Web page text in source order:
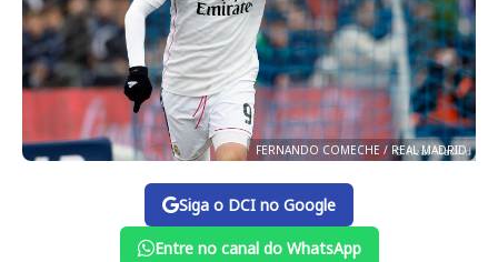
FERNANDO COMECHE / REAL MADRID
Siga o DCI no Google
Entre no canal do WhatsApp